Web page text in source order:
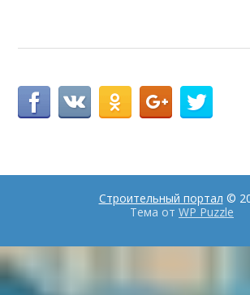
Строительный портал ©
Тема от WP Puzzle